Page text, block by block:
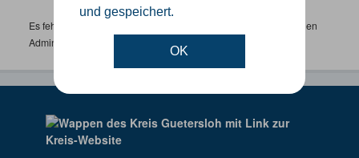
und gespeichert.
OK
Es fehlen spezifische Datensätze? Wenden Sie sich bitte an einen
Administrator unter: